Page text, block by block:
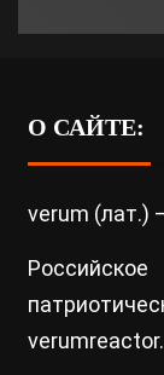
О САЙТЕ:
verum (лат.)